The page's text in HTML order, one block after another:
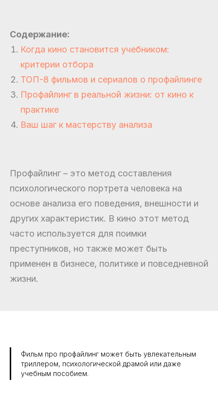
Содержание:
Когда кино становится учебником:
критерии отбора
ТОП-8 фильмов и сериалов о профайлинге
Профайлинг в реальной жизни: от кино к
практике
Ваш шаг к мастерству анализа
Профайлинг – это метод составления
психологического портрета человека на
основе анализа его поведения, внешности и
других характеристик. В кино этот метод
часто используется для поимки
преступников, но также может быть
применен в бизнесе, политике и повседневной
жизни.
Фильм про профайлинг может быть увлекательным
триллером, психологической драмой или даже
учебным пособием.